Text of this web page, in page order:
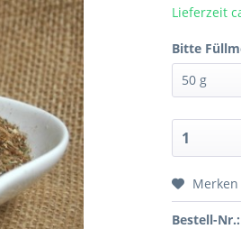
Lieferzeit
Bitte
Merken
Bestell-Nr.: